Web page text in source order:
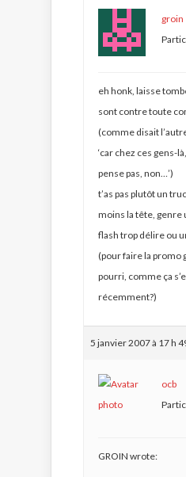
groin
eh honk, laisse
sont contre toute
(comme disait
‘car chez ces gens-
pense pas, non…’)
t’as pas plutôt un
moins la tête, genre
flash trop délire ou
(pour faire la promo
pourri, comme ça
récemment?)
5 janvier 2007 à 17 h
ocb
GROIN wrote: